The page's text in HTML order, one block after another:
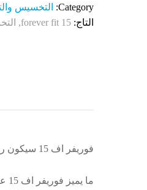
Category:
التخسيس
التاج: forever fit 15
,
فوريفر اف 15 سيكون رفيقك القادم فى رحلة الاراده للوصول لوزن مثالى و لياقه بدنية عالية.